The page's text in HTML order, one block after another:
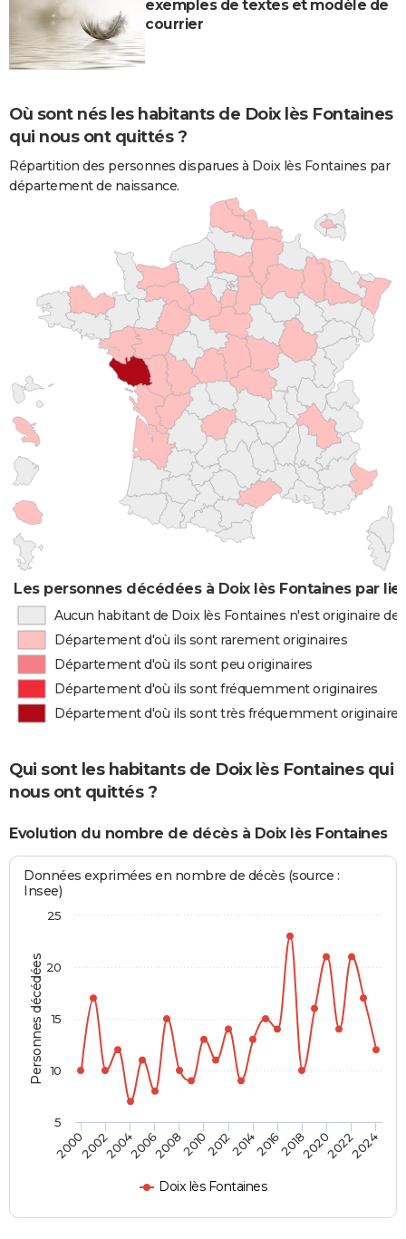
exemples de textes et modèle de
courrier
Où sont nés les habitants de Doix lès Fontaines
qui nous ont quittés ?
Répartition des personnes disparues à Doix lès Fontaines par
département de naissance.
Les personnes décédées à Doix lès Fontaines par
Aucun habitant de Doix lès Fontaines n'est originaire
Département d'où ils sont rarement originaires
Département d'où ils sont peu originaires
Département d'où ils sont fréquemment originaires
Département d'où ils sont très fréquemment originaires
Qui sont les habitants de Doix lès Fontaines qui
nous ont quittés ?
Evolution du nombre de décès à Doix lès Fontaines
Personnes décédées
Données exprimées en nombre de décès (source :
Insee)
Doix lès Fontaines
2000200220042006200820102012201420162018202020222024
5
10
15
20
25